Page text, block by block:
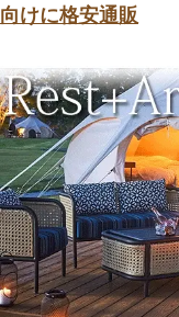
向けに格安通販